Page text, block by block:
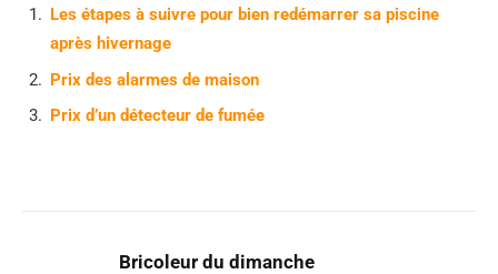
Les étapes à suivre pour bien redémarrer sa piscine
après hivernage
Prix des alarmes de maison
Prix d’un détecteur de fumée
Bricoleur du dimanche